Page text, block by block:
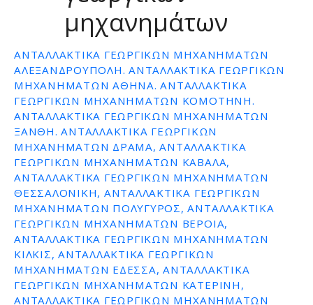
μηχανημάτων
ΑΝΤΑΛΛΑΚΤΙΚΆ ΓΕΩΡΓΙΚΏΝ ΜΗΧΑΝΗΜΆΤΩΝ
ΑΛΕΞΑΝΔΡΟΥΠΟΛΗ. ΑΝΤΑΛΛΑΚΤΙΚΑ ΓΕΩΡΓΙΚΩΝ
ΜΗΧΑΝΗΜΑΤΩΝ ΑΘΗΝΑ. ΑΝΤΑΛΛΑΚΤΙΚΑ
ΓΕΩΡΓΙΚΩΝ ΜΗΧΑΝΗΜΑΤΩΝ ΚΟΜΟΤΗΝΗ.
ΑΝΤΑΛΛΑΚΤΙΚΑ ΓΕΩΡΓΙΚΩΝ ΜΗΧΑΝΗΜΑΤΩΝ
ΞΑΝΘΗ. ΑΝΤΑΛΛΑΚΤΙΚΑ ΓΕΩΡΓΙΚΩΝ
ΜΗΧΑΝΗΜΑΤΩΝ ΔΡΑΜΑ, ΑΝΤΑΛΛΑΚΤΙΚΑ
ΓΕΩΡΓΙΚΩΝ ΜΗΧΑΝΗΜΑΤΩΝ ΚΑΒΑΛΑ,
ΑΝΤΑΛΛΑΚΤΙΚΑ ΓΕΩΡΓΙΚΩΝ ΜΗΧΑΝΗΜΑΤΩΝ
ΘΕΣΣΑΛΟΝΙΚΗ, ΑΝΤΑΛΛΑΚΤΙΚΑ ΓΕΩΡΓΙΚΩΝ
ΜΗΧΑΝΗΜΑΤΩΝ ΠΟΛΥΓΥΡΟΣ, ΑΝΤΑΛΛΑΚΤΙΚΑ
ΓΕΩΡΓΙΚΩΝ ΜΗΧΑΝΗΜΑΤΩΝ ΒΕΡΟΙΑ,
ΑΝΤΑΛΛΑΚΤΙΚΑ ΓΕΩΡΓΙΚΩΝ ΜΗΧΑΝΗΜΑΤΩΝ
ΚΙΛΚΙΣ, ΑΝΤΑΛΛΑΚΤΙΚΑ ΓΕΩΡΓΙΚΩΝ
ΜΗΧΑΝΗΜΑΤΩΝ ΕΔΕΣΣΑ, ΑΝΤΑΛΛΑΚΤΙΚΑ
ΓΕΩΡΓΙΚΩΝ ΜΗΧΑΝΗΜΑΤΩΝ ΚΑΤΕΡΙΝΗ,
ΑΝΤΑΛΛΑΚΤΙΚΑ ΓΕΩΡΓΙΚΩΝ ΜΗΧΑΝΗΜΑΤΩΝ